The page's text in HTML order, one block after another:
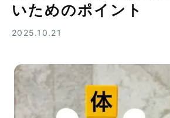
いためのポイント
2025.10.21